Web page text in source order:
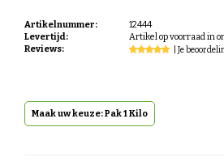
Peppermint Mocha
Gingerbread Latte
Artikelnummer:
12444
Levertijd:
Artikel op voorraad in
Reviews:
| Je
Maak uw keuze: Pak 1 Kilo